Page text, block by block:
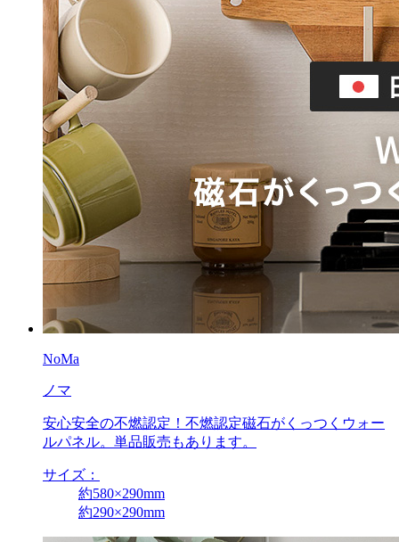
NoMa
ノマ
安心安全の不燃認定！不燃認定磁石がくっつくウォー
ルパネル。単品販売もあります。
サイズ：
約580×290mm
約290×290mm